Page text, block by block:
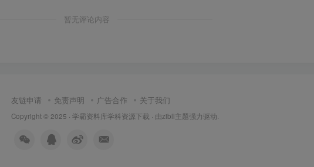
暂无评论内容
友链申请 免责声明 广告合作 关于我们
Copyright © 2025 · 学霸资料库学科资源下载 · 由zibll主题强力驱动.